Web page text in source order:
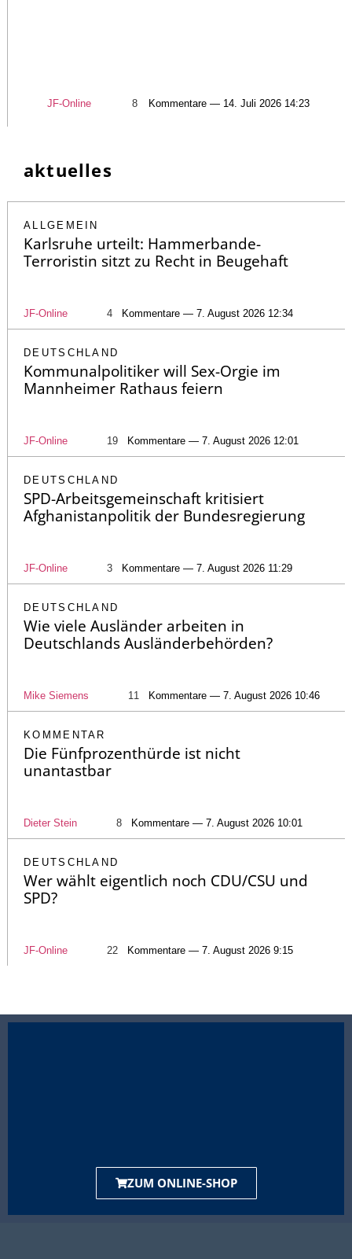
JF-Online 8 Kommentare — 14. Juli 2026 14:23
aktuelles
ALLGEMEIN
Karlsruhe urteilt: Hammerbande-
Terroristin sitzt zu Recht in Beugehaft
JF-Online 4 Kommentare — 7. August 2026 12:34
DEUTSCHLAND
Kommunalpolitiker will Sex-Orgie im
Mannheimer Rathaus feiern
JF-Online 19 Kommentare — 7. August 2026 12:01
DEUTSCHLAND
SPD-Arbeitsgemeinschaft kritisiert
Afghanistanpolitik der Bundesregierung
JF-Online 3 Kommentare — 7. August 2026 11:29
DEUTSCHLAND
Wie viele Ausländer arbeiten in
Deutschlands Ausländerbehörden?
Mike Siemens 11 Kommentare — 7. August 2026 10:46
KOMMENTAR
Die Fünfprozenthürde ist nicht
unantastbar
Dieter Stein 8 Kommentare — 7. August 2026 10:01
DEUTSCHLAND
Wer wählt eigentlich noch CDU/CSU und
SPD?
JF-Online 22 Kommentare — 7. August 2026 9:15
ZUM ONLINE-SHOP